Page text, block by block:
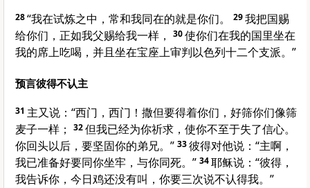
28“我在试炼之中，常和我同在的就是你们。 29我把国赐
给你们，正如我父赐给我一样，
30使你们在我的国里坐在
我的席上吃喝，并且坐在宝座上审判以色列十二个支派。”
预言彼得不认主
31 主又说：“西门 ， 西门 ！撒但要得着你们，好筛你们像筛
麦子一样；
32但我已经为你祈求，使你不至于失了信心。
你回头以后，要坚固你的弟兄。” 33彼得对他说：“主啊，
我已准备好要同你坐牢，与你同死。” 34耶稣说：“彼得 ，
我告诉你，今日鸡还没有叫，你要三次说不认得我。”